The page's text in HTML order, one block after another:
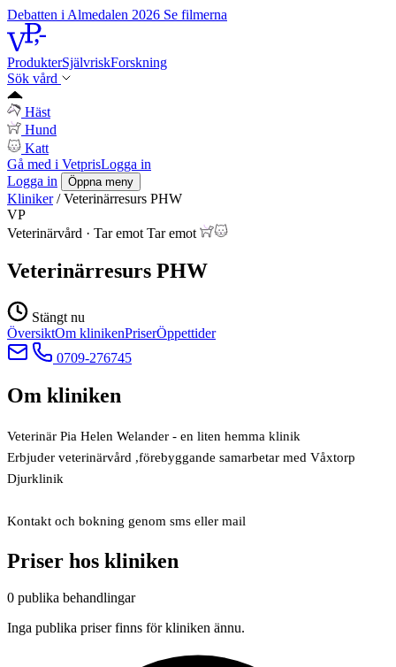
Debatten i Almedalen 2026 Se filmerna
ProdukterSjälvriskForskning
Sök vård
Häst
Hund
Katt
Gå med i VetprisLogga in
Logga in
Öppna meny
Kliniker / Veterinärresurs PHW
VP
Veterinärvård · Tar emot Tar emot
Veterinärresurs PHW
Stängt nu
ÖversiktOm klinikenPriserÖppettider
0709-276745
Om kliniken
Veterinär Pia Helen Welander - en liten hemma klinik
Erbjuder veterinärvård ,förebyggande samarbetar med Våxtorp
Djurklinik
Kontakt och bokning genom sms eller mail
Priser hos kliniken
0 publika behandlingar
Inga publika priser finns för kliniken ännu.